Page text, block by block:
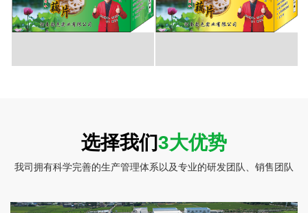
选择我们3大优势
我司拥有科学完善的生产管理体系以及专业的研发团队、销售团队